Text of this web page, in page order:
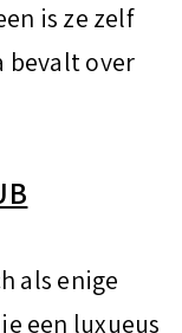
is ze zelf
bevalt over
als enige
een luxueus